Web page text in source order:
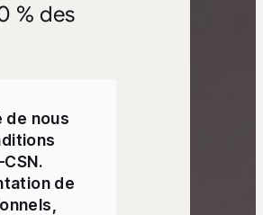
% des
de nous
de